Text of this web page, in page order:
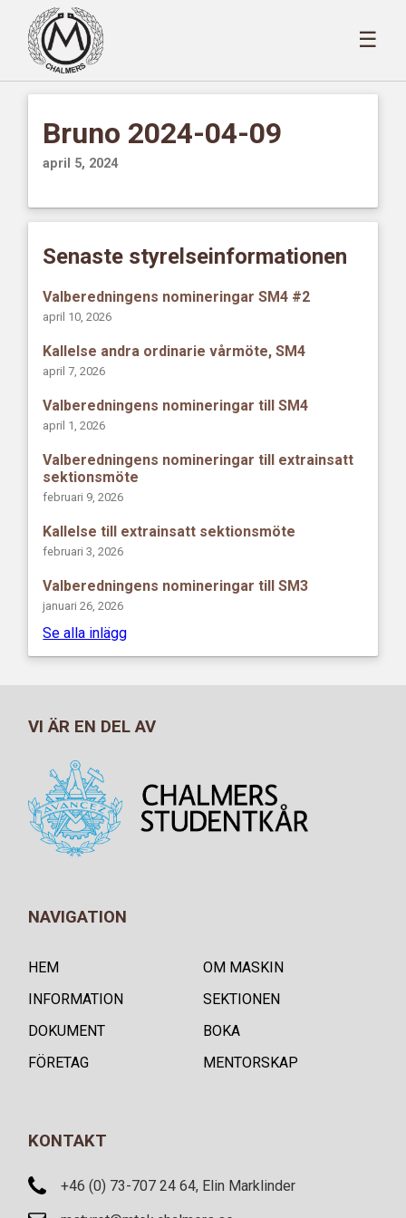
☰
Bruno 2024-04-09
april 5, 2024
Senaste styrelseinformationen
Valberedningens nomineringar SM4 #2
april 10, 2026
Kallelse andra ordinarie vårmöte, SM4
april 7, 2026
Valberedningens nomineringar till SM4
april 1, 2026
Valberedningens nomineringar till extrainsatt
sektionsmöte
februari 9, 2026
Kallelse till extrainsatt sektionsmöte
februari 3, 2026
Valberedningens nomineringar till SM3
januari 26, 2026
Se alla inlägg
VI ÄR EN DEL AV
NAVIGATION
HEM
OM MASKIN
INFORMATION
SEKTIONEN
DOKUMENT
BOKA
FÖRETAG
MENTORSKAP
KONTAKT
+46 (0) 73-707 24 64, Elin Marklinder